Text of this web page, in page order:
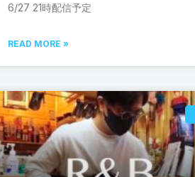
6/27 21時配信予定
READ MORE »